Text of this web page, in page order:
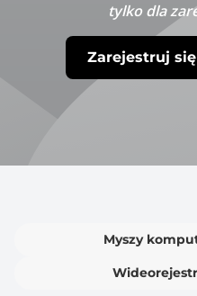
tylko dla
Zarejestruj
Myszy